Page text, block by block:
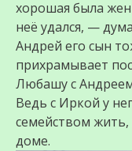
хорошая была
неё удался, —
Андрей его сын
прихрамывает
Любашу с Андреем
Ведь с Иркой у
семейством жить,
доме.